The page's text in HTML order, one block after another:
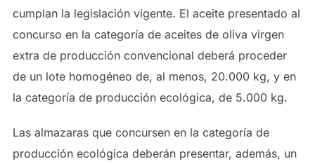
cumplan la legislación vigente. El aceite presentado al
concurso en la categoría de aceites de oliva virgen
extra de producción convencional deberá proceder
de un lote homogéneo de, al menos, 20.000 kg, y en
la categoría de producción ecológica, de 5.000 kg.
Las almazaras que concursen en la categoría de
producción ecológica deberán presentar, además, un